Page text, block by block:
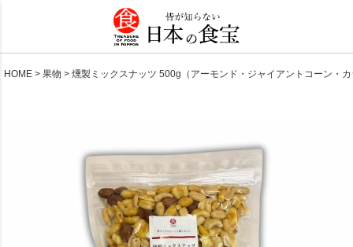
HOME 果物 燻製ミックスナッツ 500g（アーモンド・ジャイアントコーン・